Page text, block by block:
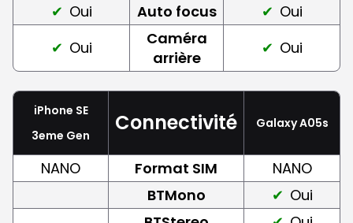
Oui
Auto focus
Oui
Oui
Caméra
arrière
Oui
iPhone SE
3eme Gen
Connectivité Galaxy A05s
NANO Format SIM
NANO
BTMono
Oui